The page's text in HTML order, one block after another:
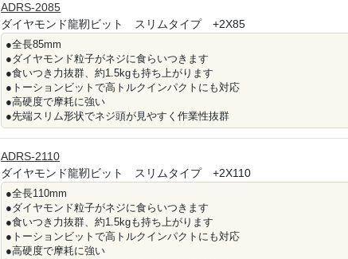
ADRS-2085
ダイヤモンド龍靭ビット スリムタイプ +2X85
●全長85mm
●ダイヤモンド粒子がネジに食らいつきます
●食いつき力抜群、約1.5kgも持ち上がります
●トーションビットで高トルクインパクトにも対応
●高硬度で摩耗に強い
●先端スリム形状でネジ頭が見やすく作業性抜群
ADRS-2110
ダイヤモンド龍靭ビット スリムタイプ +2X110
●全長110mm
●ダイヤモンド粒子がネジに食らいつきます
●食いつき力抜群、約1.5kgも持ち上がります
●トーションビットで高トルクインパクトにも対応
●高硬度で摩耗に強い